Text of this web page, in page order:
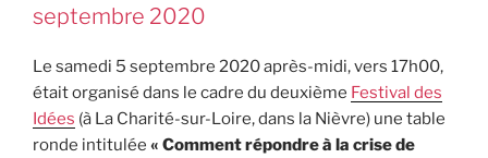
septembre 2020
Le samedi 5 septembre 2020 après-midi, vers 17h00,
était organisé dans le cadre du deuxième Festival des
Idées (à La Charité-sur-Loire, dans la Nièvre) une table
ronde intitulée « Comment répondre à la crise de